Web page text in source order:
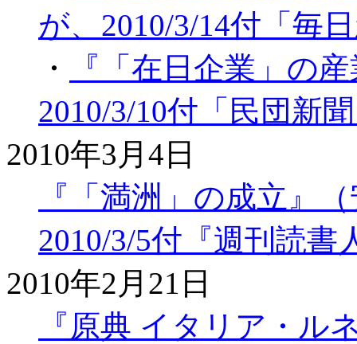
が、2010/3/14付「毎
・
『「在日企業」の
2010/3/10付「民団新
2010年3月4日
『「満洲」の成立』
2010/3/5付『週刊読
2010年2月21日
『原典 イタリア・ル